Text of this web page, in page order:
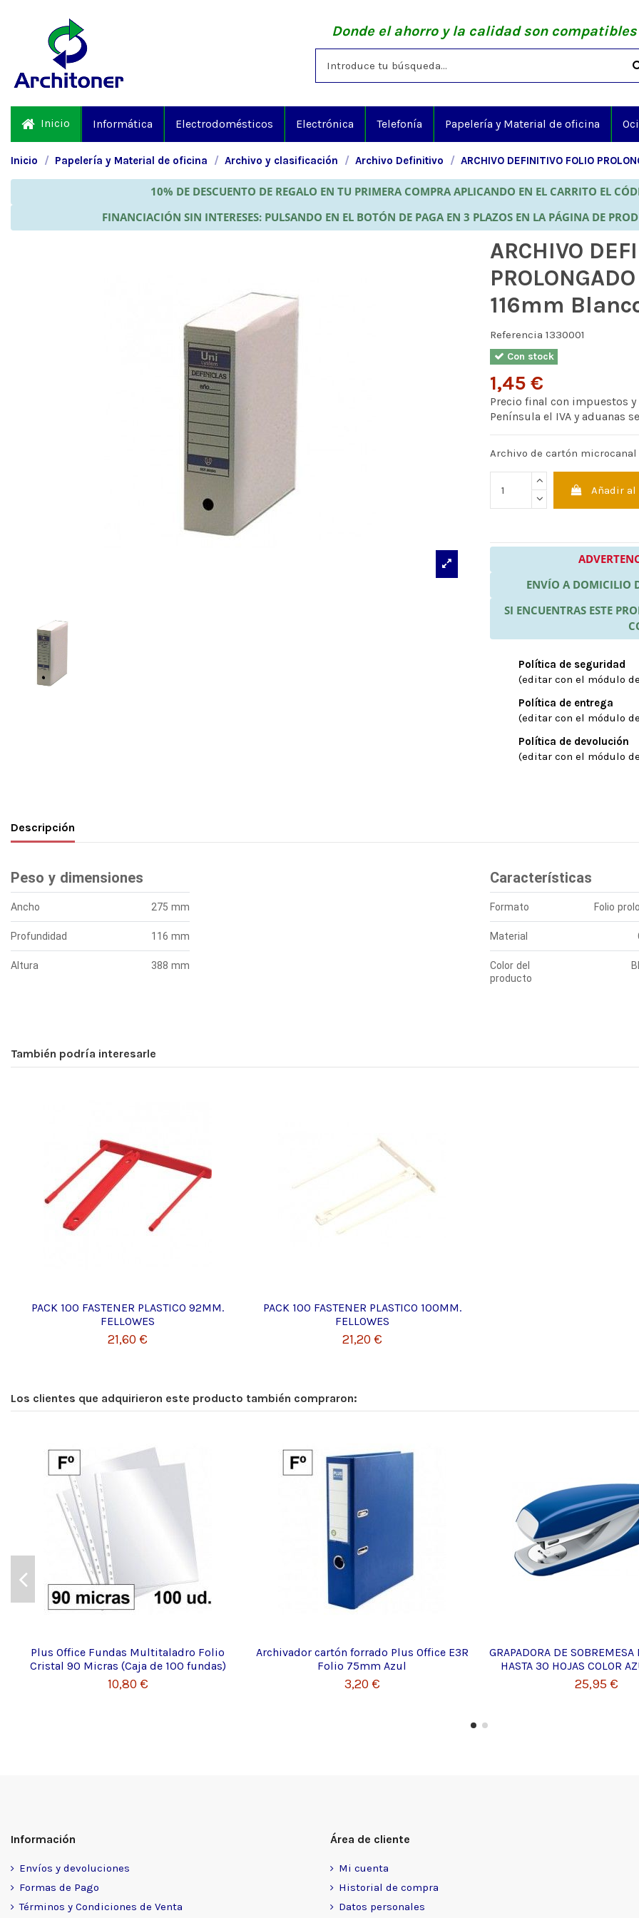
Donde el ahorro y la calidad son compatibles
Inicio Informática Electrodomésticos Electrónica Telefonía Papelería y Material de oficina
Inicio Papelería y Material de oficina Archivo y clasificación Archivo Definitivo ARCHIVO DEFINITIVO FOLIO
10% DE DESCUENTO DE REGALO EN TU PRIMERA COMPRA APLICANDO EN EL CARRITO EL
FINANCIACIÓN SIN INTERESES: PULSANDO EN EL BOTÓN DE PAGA EN 3 PLAZOS EN LA PÁGINA DE
ARCHIVO
116mm
Referencia 1330001
Con stock
1,45 €
Precio final con impuestos y
Península el IVA y aduanas
Archivo de cartón
Añadir
ENVÍO A DOMICILIO
SI ENCUENTRAS ESTE
Política de seguridad
(editar con el módulo
Política de entrega
(editar con el módulo
Política de devolución
(editar con el módulo
Descripción
Peso y dimensiones
Ancho 275 mm
Profundidad 116 mm
Altura 388 mm
Características
Formato Folio
Material
Color del
producto
También podría interesarle
PACK 100 FASTENER PLASTICO 92MM.
FELLOWES
21,60 €
PACK 100 FASTENER PLASTICO 100MM.
FELLOWES
21,20 €
Los clientes que adquirieron este producto también compraron:
Plus Office Fundas Multitaladro Folio
Cristal 90 Micras (Caja de 100 fundas)
10,80 €
Archivador cartón forrado Plus Office E3R
Folio 75mm Azul
3,20 €
GRAPADORA DE
HASTA 30 HOJAS COLOR
25,95 €
Información
Envíos y devoluciones
Formas de Pago
Términos y Condiciones de Venta
Área de cliente
Mi cuenta
Historial de compra
Datos personales